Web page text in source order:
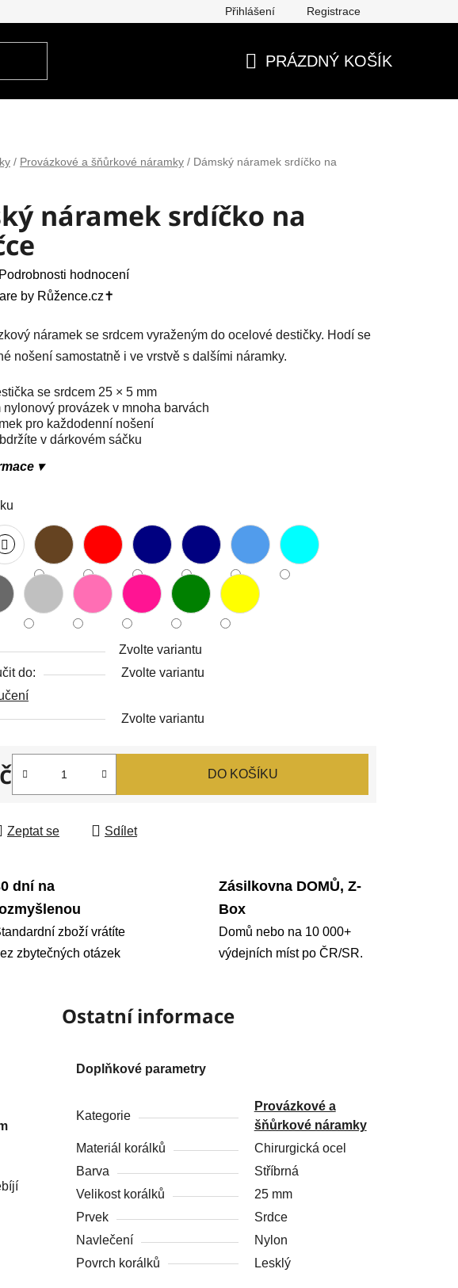
Výměna, vrácení, reklamace Obchodní podmínky
Přihlášení Registrace
PRÁZDNÝ KOŠÍK
/ Provázkové a šňůrkové náramky / Dámský náramek srdíčko na
náramek srdíčko na
Podrobnosti hodnocení
by Růžence.cz✝️
náramek se srdcem vyraženým do ocelové destičky. Hodí se
nošení samostatně i ve vrstvě s dalšími náramky.
se srdcem 25 × 5 mm
nylonový provázek v mnoha barvách
pro každodenní nošení
v dárkovém sáčku
▾
Zvolte variantu
do:
Zvolte variantu
Zvolte variantu
DO KOŠÍKU
Zeptat se Sdílet
dní na
zboží vrátíte
zbytečných otázek
Zásilkovna DOMŮ, Z-
Box
Domů nebo na 10 000+
výdejních míst po ČR/SR.
Ostatní informace
Doplňkové parametry
Kategorie
Provázkové a
šňůrkové náramky
Materiál korálků
Chirurgická ocel
Barva
Stříbrná
Velikost korálků
25 mm
Prvek
Srdce
Navlečení
Nylon
Povrch korálků
Lesklý